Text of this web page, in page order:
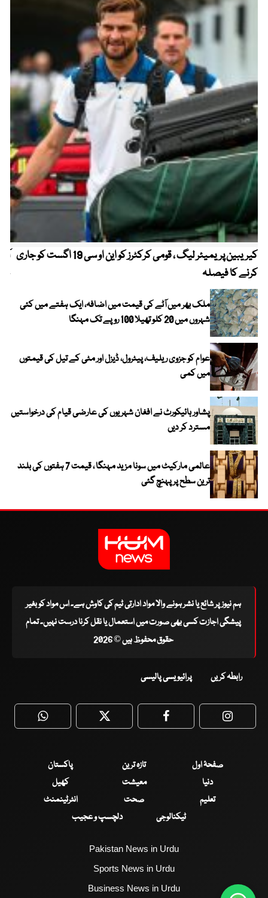
کیریبین پریمیئر لیگ ، قومی کرکٹرز کو این او سی 19 اگست کو جاری
کرنے کا فیصلہ
ملک بھر میں آٹے کی قیمت میں اضافہ، ایک ہفتے میں کئی
شہروں میں 20 کلو تھیلا 100 روپے تک مہنگا
عوام کو جزوی ریلیف، پیٹرول، ڈیزل اور مٹی کے تیل کی قیمتوں
میں کمی
پشاور ہائیکورٹ نے افغان شہریوں کی عارضی قیام کی درخواستیں
مسترد کر دیں
عالمی مارکیٹ میں سونا مزید مہنگا ، قیمت 7 ہفتوں کی بلند
ترین سطح پر پہنچ گئی
ہم نیوز پر شائع یا نشر ہونے والا مواد ادارتی ٹیم کی کاوش ہے۔ اس مواد کو بغیر
پیشگی اجازت کسی بھی صورت میں استعمال یا نقل کرنا درست نہیں۔ تمام
حقوق محفوظ ہیں © 2026
رابطہ کریں پرائیویسی پالیسی
WhatsApp Twitter Facebook
صفحۂ اول تازہ ترین
پاکستان
دنیا
معیشت
کھیل
تعلیم
صحت
انٹرٹینمنٹ
ٹیکنالوجی
دلچسپ و عجیب
Pakistan News in Urdu
Sports News in Urdu
Business News in Urdu